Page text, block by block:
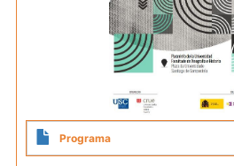
Programa